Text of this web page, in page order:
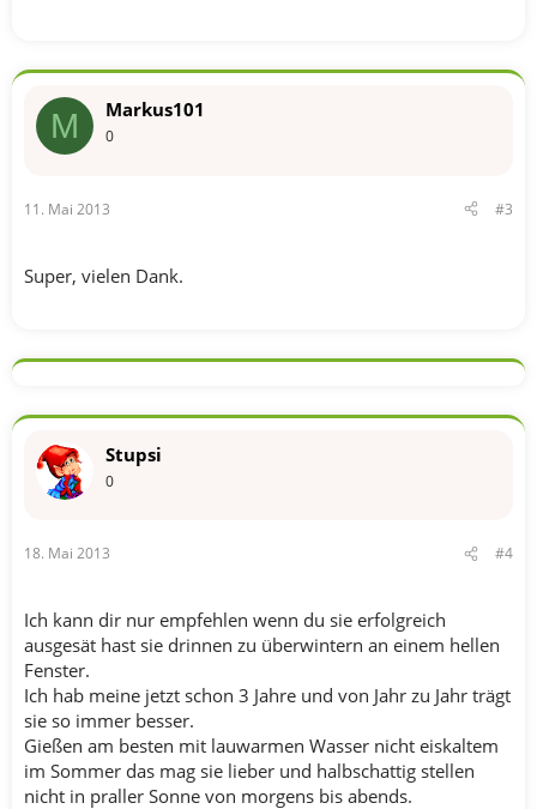
M Markus101
0
11. Mai 2013 #3
Super, vielen Dank.
Stupsi
0
18. Mai 2013 #4
Ich kann dir nur empfehlen wenn du sie erfolgreich
ausgesät hast sie drinnen zu überwintern an einem hellen
Fenster.
Ich hab meine jetzt schon 3 Jahre und von Jahr zu Jahr trägt
sie so immer besser.
Gießen am besten mit lauwarmen Wasser nicht eiskaltem
im Sommer das mag sie lieber und halbschattig stellen
nicht in praller Sonne von morgens bis abends.